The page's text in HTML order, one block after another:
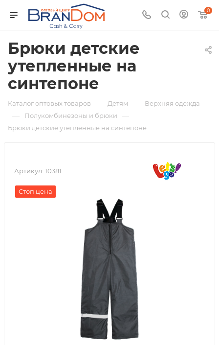
0
Брюки детские
утепленные на
синтепоне
Каталог оптовых товаров — Детям — Верхняя одежда
— Полукомбинезоны и брюки —
Брюки детские утепленные на синтепоне
Артикул: 10381
Стоп цена